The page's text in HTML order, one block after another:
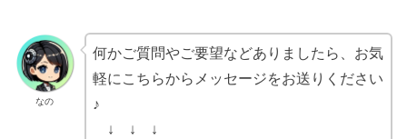
なの
何かご質問やご要望などありましたら、お気
軽にこちらからメッセージをお送りください
♪
↓ ↓ ↓